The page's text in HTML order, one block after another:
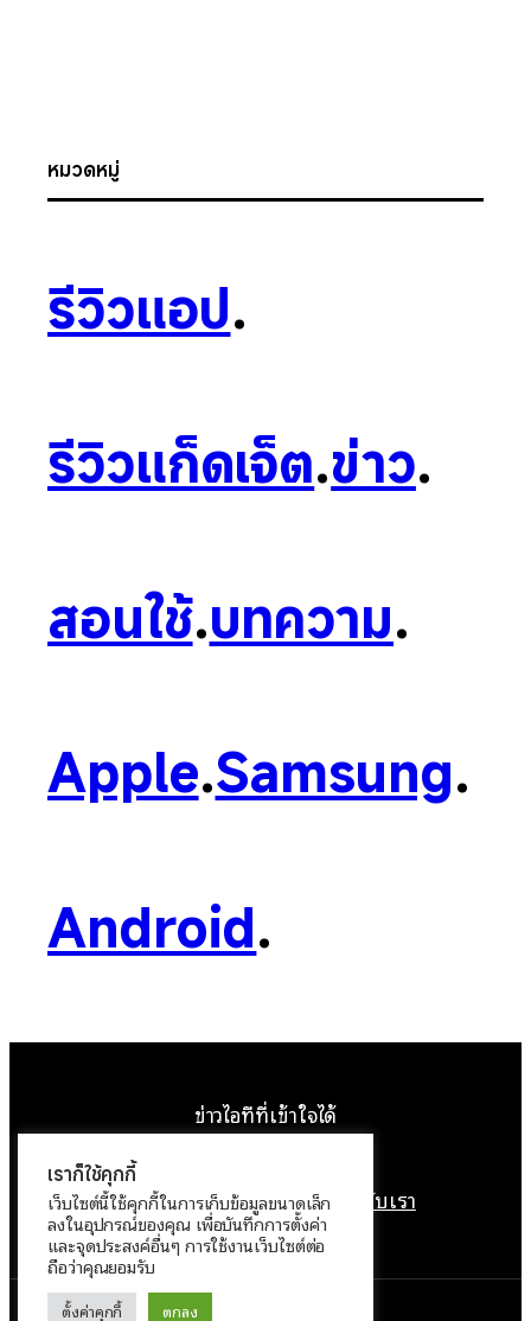
หมวดหมู่
รีวิวแอป.
รีวิวแก็ดเจ็ต.ข่าว.
สอนใช้.บทความ.
Apple.Samsung.
Android.
ข่าวไอทีที่เข้าใจได้
หน้าแรกติดต่อเราลิขสิทธิ์เกี่ยวกับเรา
นโยบายข้อมูลส่วนบุคคล
เราก็ใช้คุกกี้
เว็บไซต์นี้ใช้คุกกี้ในการเก็บข้อมูลขนาดเล็ก
ลงในอุปกรณ์ของคุณ เพื่อบันทึกการตั้งค่า
และจุดประสงค์อื่นๆ การใช้งานเว็บไซต์ต่อ
ถือว่าคุณยอมรับ
ตั้งค่าคุกกี้ ตกลง